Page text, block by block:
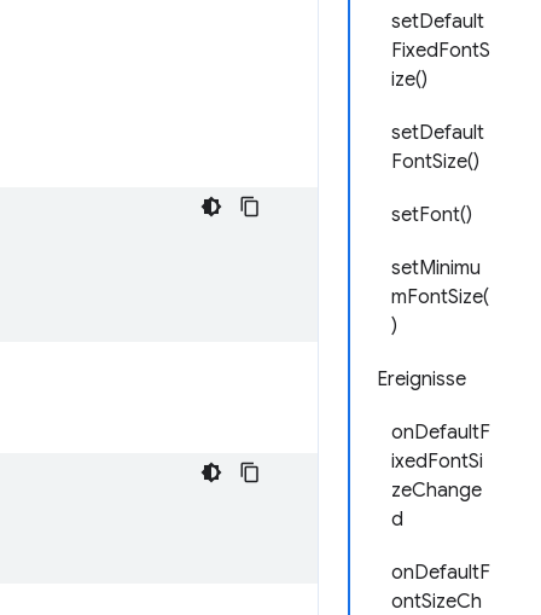
setDefault
FixedFontS
ize()
setDefault
FontSize()
setFont()
setMinimu
mFontSize(
)
Ereignisse
onDefaultF
ixedFontSi
zeChange
d
onDefaultF
ontSizeCh